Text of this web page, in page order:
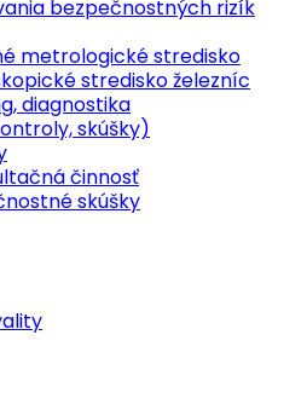
bezpečnostných rizík
metrologické stredisko
stredisko železníc
diagnostika
skúšky)
činnosť
skúšky